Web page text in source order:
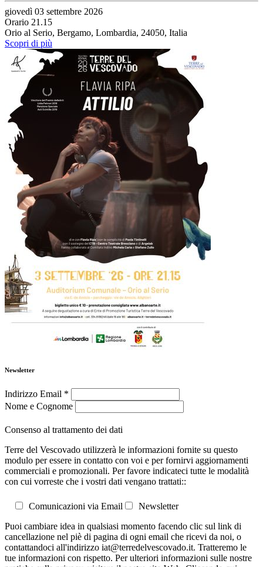
giovedì 03 settembre 2026
Orario 21.15
Orio al Serio, Bergamo, Lombardia, 24050, Italia
Scopri di più
Newsletter
Indirizzo Email *
Nome e Cognome
Consenso al trattamento dei dati
Terre del Vescovado utilizzerà le informazioni fornite su questo
modulo per essere in contatto con voi e per fornirvi aggiornamenti
commerciali e promozionali. Per favore indicateci tutte le modalità
con cui vorreste che i vostri dati vengano trattati::
Comunicazioni via Email
Newsletter
Puoi cambiare idea in qualsiasi momento facendo clic sul link di
cancellazione nel piè di pagina di ogni email che ricevi da noi, o
contattandoci all'indirizzo iat@terredelvescovado.it. Tratteremo le
tue informazioni con rispetto. Per ulteriori informazioni sulle nostre